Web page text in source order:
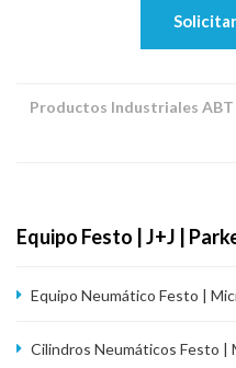
Productos Industriales
Equipo Festo | J+J |
Equipo Neumático Festo |
Cilindros Neumáticos Festo |